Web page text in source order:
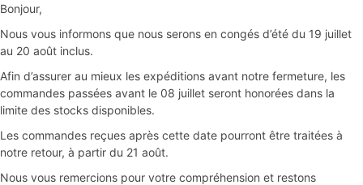
Bonjour,
Nous vous informons que nous serons en congés d’été du 19 juillet
au 20 août inclus.
Afin d’assurer au mieux les expéditions avant notre fermeture, les
commandes passées avant le 08 juillet seront honorées dans la
limite des stocks disponibles.
Les commandes reçues après cette date pourront être traitées à
notre retour, à partir du 21 août.
Nous vous remercions pour votre compréhension et restons